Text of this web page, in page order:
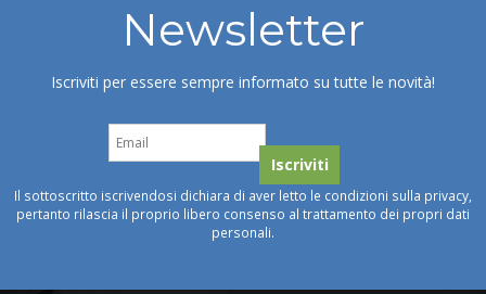
Newsletter
Iscriviti per essere sempre informato su tutte le novità!
Il sottoscritto iscrivendosi dichiara di aver letto le condizioni sulla privacy,
pertanto rilascia il proprio libero consenso al trattamento dei propri dati
personali.